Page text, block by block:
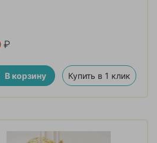
₽
В корзину Купить в 1 клик